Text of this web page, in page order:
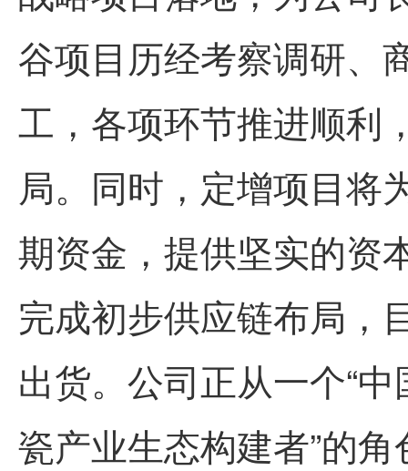
谷项目历经考察调研、
工，各项环节推进顺利
局。同时，定增项目将
期资金，提供坚实的资
完成初步供应链布局，
出货。公司正从一个“
瓷产业生态构建者”的